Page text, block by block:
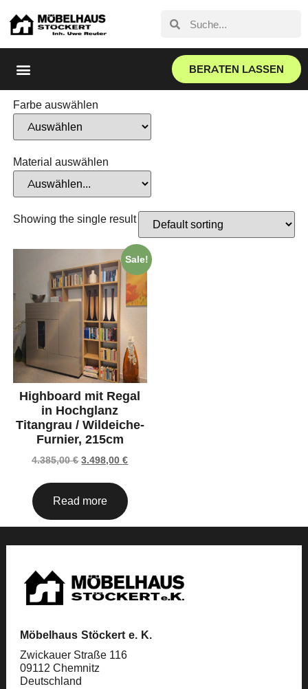
BERATEN LASSEN
Farbe auswählen
Material auswählen
Showing the single result
Sale!
Highboard mit Regal
in Hochglanz
Titangrau / Wildeiche-
Furnier, 215cm
4.385,00€ 3.498,00€
Read more
Möbelhaus Stöckert e. K.
Zwickauer Straße 116
09112 Chemnitz
Deutschland